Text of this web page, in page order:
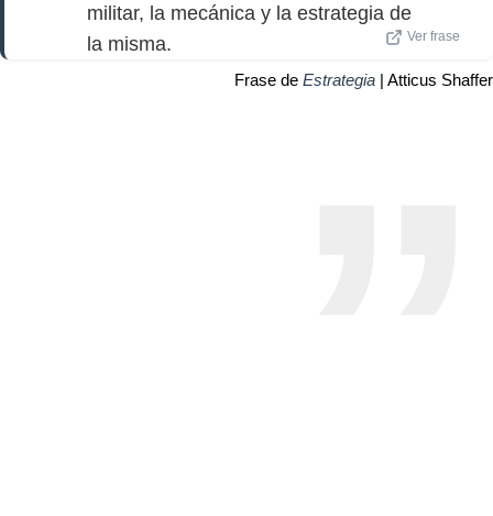
militar, la mecánica y la estrategia de
la misma.
Ver frase
Frase de Estrategia | Atticus Shaffer